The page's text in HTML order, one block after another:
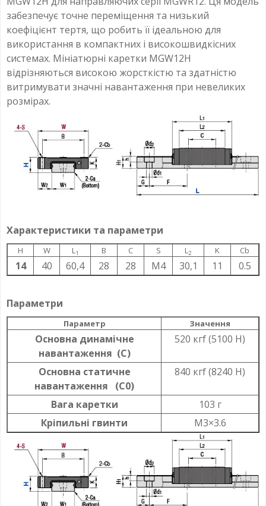
забезпечує точне переміщення та низький
коефіцієнт тертя, що робить її ідеальною для
використання в компактних і високошвидкісних
системах. Мініатюрні каретки MGW12H
відрізняються високою жорсткістю та здатністю
витримувати значні навантаження при невеликих
розмірах.
Характеристики та параметри
H W L1 B C S L2 K Cb
14 40 60,4 28 28 M4 30,1 11 0.5
Параметри
Параметр Значення
Основна динамічне
навантаження (C)
520 кгf (5100 Н)
Основна статичне
навантаження (C0)
840 кгf (8240 Н)
Вага каретки
103 г
Кріпильні гвинти
M3×3.6